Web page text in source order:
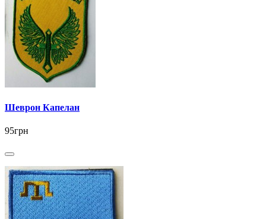
Шеврон Капелан
95грн